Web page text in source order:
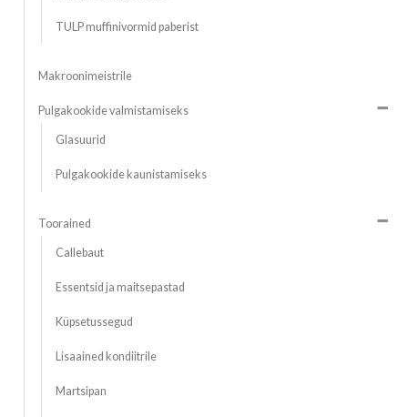
TULP muffinivormid paberist
Makroonimeistrile
Pulgakookide valmistamiseks
Glasuurid
Pulgakookide kaunistamiseks
Toorained
Callebaut
Essentsid ja maitsepastad
Küpsetussegud
Lisaained kondiitrile
Martsipan